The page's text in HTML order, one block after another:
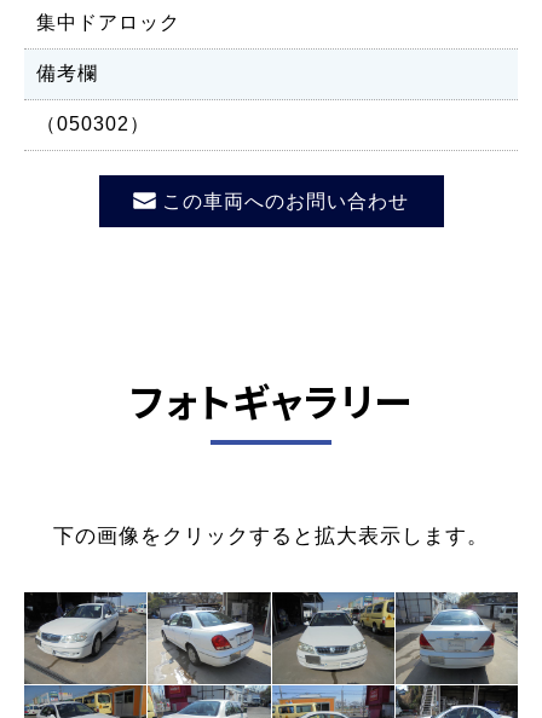
集中ドアロック
備考欄
（050302）
この車両へのお問い合わせ
フォトギャラリー
下の画像をクリックすると拡大表示します。